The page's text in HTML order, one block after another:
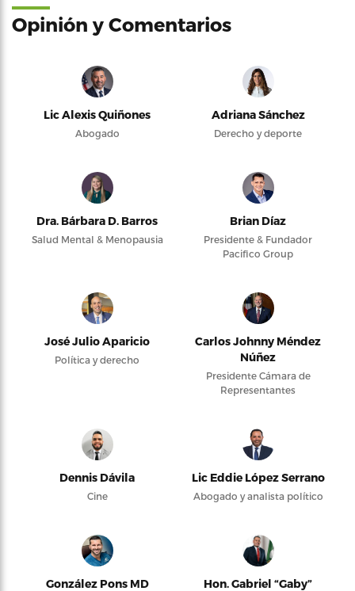
Opinión y Comentarios
Lic Alexis Quiñones
Abogado
Adriana Sánchez
Derecho y deporte
Dra. Bárbara D. Barros
Salud Mental & Menopausia
Brian Díaz
Presidente & Fundador
Pacifico Group
José Julio Aparicio
Política y derecho
Carlos Johnny Méndez
Núñez
Presidente Cámara de
Representantes
Dennis Dávila
Cine
Lic Eddie López Serrano
Abogado y analista político
González Pons MD
Hon. Gabriel “Gaby”